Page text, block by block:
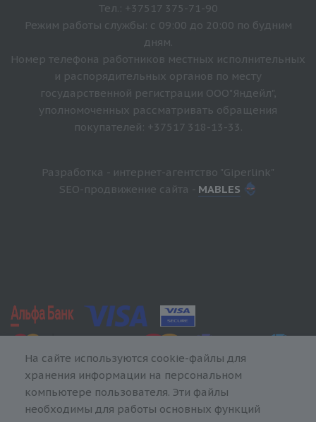
Тел.: +37517 375-71-90
Режим работы службы: с 09:00 до 20:00 по будним
дням.
Номер телефона работников местных исполнительных
и распорядительных органов по месту
государственной регистрации ООО"Яндейл",
уполномоченных рассматривать обращения
покупателей: +37517 318-13-33.
Разработка - интернет-агентство "Giperlink"
SEO-продвижение сайта - MABLES
На сайте используются cookie-файлы для
хранения информации на персональном
компьютере пользователя. Эти файлы
необходимы для работы основных функций